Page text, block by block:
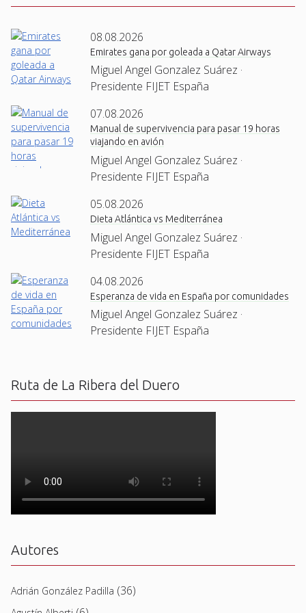
08.08.2026
Emirates gana por goleada a Qatar Airways
Miguel Angel Gonzalez Suárez ·
Presidente FIJET España
07.08.2026
Manual de supervivencia para pasar 19 horas
viajando en avión
Miguel Angel Gonzalez Suárez ·
Presidente FIJET España
05.08.2026
Dieta Atlántica vs Mediterránea
Miguel Angel Gonzalez Suárez ·
Presidente FIJET España
04.08.2026
Esperanza de vida en España por comunidades
Miguel Angel Gonzalez Suárez ·
Presidente FIJET España
Ruta de La Ribera del Duero
Autores
Adrián González Padilla (36)